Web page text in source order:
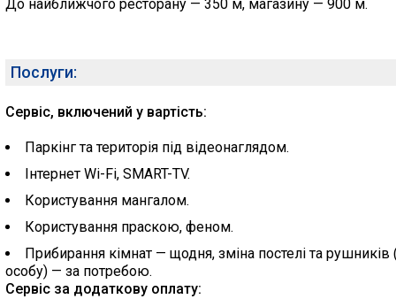
До найближчого ресторану — 350 м, магазину — 900 м.
Послуги:
Сервіс, включений у вартість:
Паркінг та територія під відеонаглядом.
Інтернет Wi-Fi, SMART-TV.
Користування мангалом.
Користування праскою, феном.
Прибирання кімнат — щодня, зміна постелі та рушників
особу) — за потребою.
Сервіс за додаткову оплату: